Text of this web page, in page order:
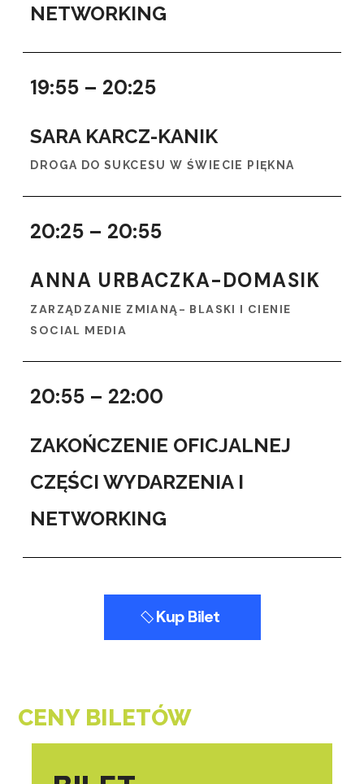
NETWORKING
19:55 – 20:25
SARA KARCZ-KANIK
DROGA DO SUKCESU W ŚWIECIE PIĘKNA
20:25 – 20:55
ANNA URBACZKA-DOMASIK
ZARZĄDZANIE ZMIANĄ- BLASKI I CIENIE
SOCIAL MEDIA
20:55 – 22:00
ZAKOŃCZENIE OFICJALNEJ
CZĘŚCI WYDARZENIA I
NETWORKING
Kup Bilet
CENY BILETÓW